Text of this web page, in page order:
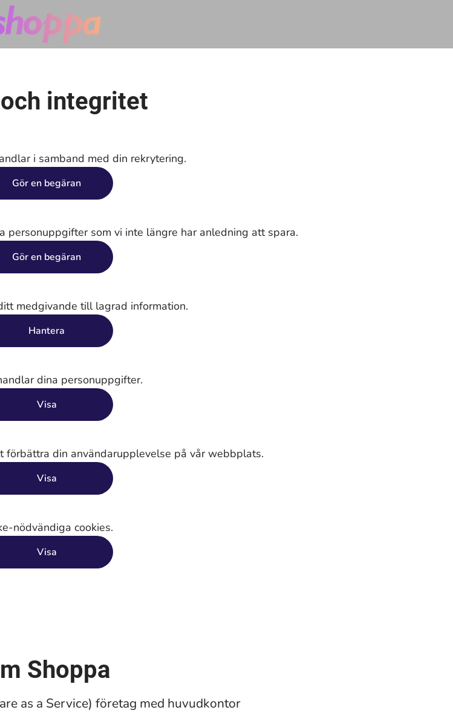
integritet
i samband med din rekrytering.
Gör en begäran
personuppgifter som vi inte längre har anledning att spara.
Gör en begäran
medgivande till lagrad information.
Hantera
dina personuppgifter.
Visa
förbättra din användarupplevelse på vår webbplats.
Visa
nödvändiga cookies.
Visa
Shoppa
as a Service) företag med huvudkontor